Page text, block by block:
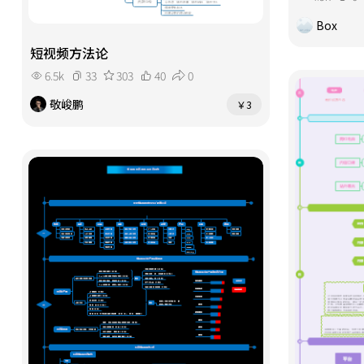
短视频方法论
6.5k 33 303 40
0
敬峻鹏
￥3
Box